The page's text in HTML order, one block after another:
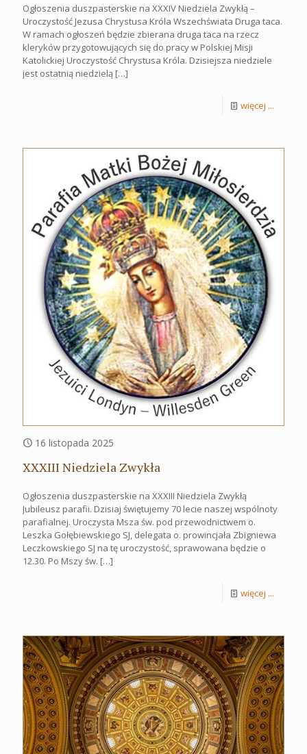
Ogłoszenia duszpasterskie na XXXIV Niedziela Zwykłą –
Uroczystość Jezusa Chrystusa Króla Wszechświata Druga taca.
W ramach ogłoszeń będzie zbierana druga taca na rzecz
kleryków przygotowujących się do pracy w Polskiej Misji
Katolickiej Uroczystość Chrystusa Króla. Dzisiejsza niedziele
jest ostatnią niedzielą […]
więcej ...
16 listopada 2025
XXXIII Niedziela Zwykła
Ogłoszenia duszpasterskie na XXXIII Niedziela Zwykłą
Jubileusz parafii. Dzisiaj świętujemy 70 lecie naszej wspólnoty
parafialnej. Uroczysta Msza św. pod przewodnictwem o.
Leszka Gołębiewskiego SJ, delegata o. prowincjała Zbigniewa
Leczkowskiego SJ na tę uroczystość, sprawowana będzie o
12.30. Po Mszy św. […]
więcej ...